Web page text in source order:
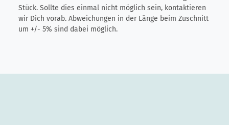
Stück. Sollte dies einmal nicht möglich sein, kontaktieren
wir Dich vorab. Abweichungen in der Länge beim Zuschnitt
um +/- 5% sind dabei möglich.